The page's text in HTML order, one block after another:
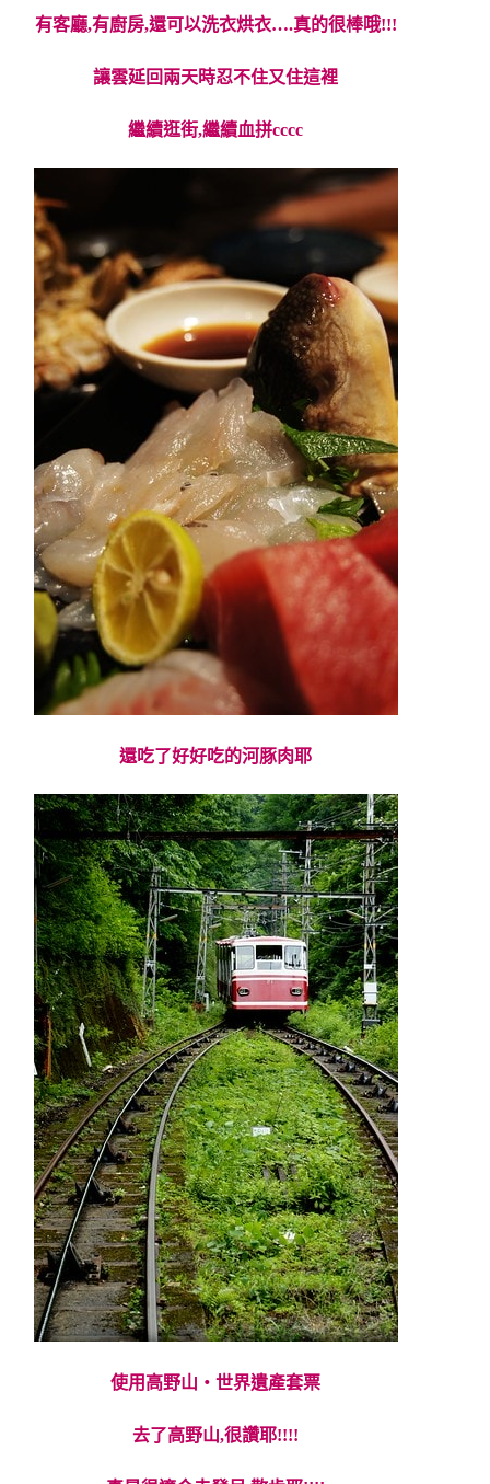
有客廳,有廚房,還可以洗衣烘衣….真的很棒哦!!!
讓雲延回兩天時忍不住又住這裡
繼續逛街,繼續血拼cccc
還吃了好好吃的河豚肉耶
使用高野山・世界遺產套票
去了高野山,很讚耶!!!!